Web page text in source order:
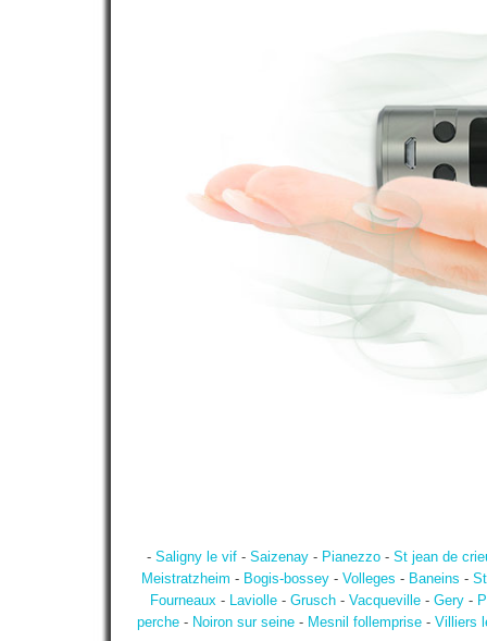
- Saligny le vif - Saizenay - Pianezzo - St jean de
Meistratzheim - Bogis-bossey - Volleges - Baneins -
Fourneaux- Laviolle- Grusch- Vacqueville- Gery-
perche - Noiron sur seine - Mesnil follemprise - Villiers